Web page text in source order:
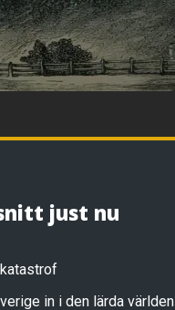
just nu
in i den lärda världen